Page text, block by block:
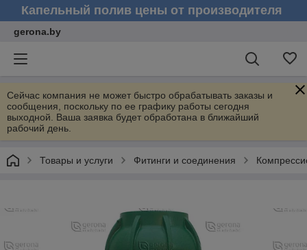
Капельный полив цены от производителя
gerona.by
Сейчас компания не может быстро обрабатывать заказы и
сообщения, поскольку по ее графику работы сегодня
выходной. Ваша заявка будет обработана в ближайший
рабочий день.
Товары и услуги Фитинги и соединения